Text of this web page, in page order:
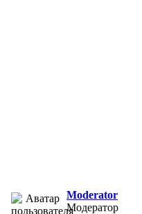
Moderator
Модератор